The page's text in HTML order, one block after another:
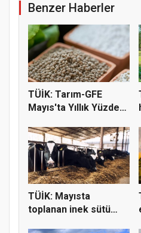
Benzer Haberler
TÜİK: Tarım-GFE
Mayıs'ta Yıllık Yüzde
TÜİK: Mayısta
toplanan inek sütü